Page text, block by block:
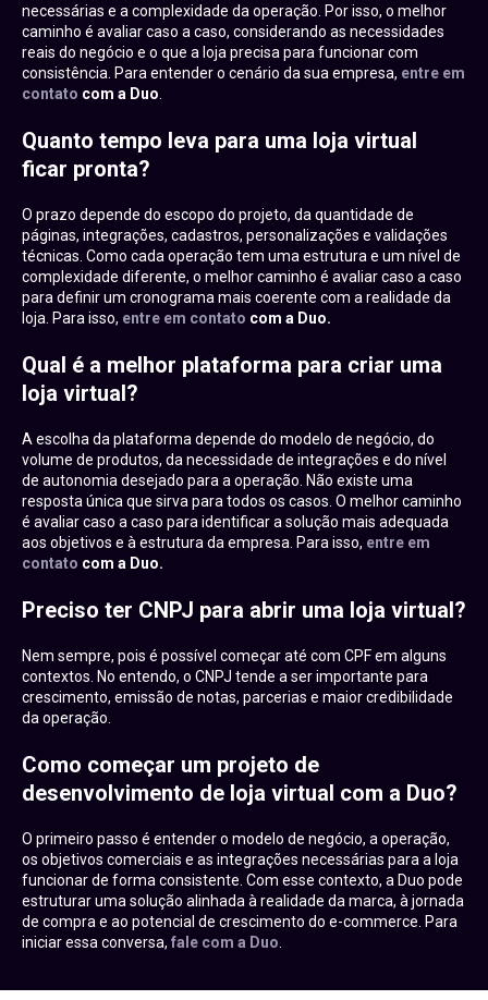
necessárias e a complexidade da operação. Por isso, o melhor
caminho é avaliar caso a caso, considerando as necessidades
reais do negócio e o que a loja precisa para funcionar com
consistência. Para entender o cenário da sua empresa, entre em
contato com a Duo
Quanto tempo leva para uma loja virtual
ficar pronta?
O prazo depende do escopo do projeto, da quantidade de
páginas, integrações, cadastros, personalizações e validações
técnicas. Como cada operação tem uma estrutura e um nível de
complexidade diferente, o melhor caminho é avaliar caso a caso
para definir um cronograma mais coerente com a realidade da
loja. Para isso, entre em contato com a Duo.
Qual é a melhor plataforma para criar uma
loja virtual?
A escolha da plataforma depende do modelo de negócio, do
volume de produtos, da necessidade de integrações e do nível
de autonomia desejado para a operação. Não existe uma
resposta única que sirva para todos os casos. O melhor caminho
é avaliar caso a caso para identificar a solução mais adequada
aos objetivos e à estrutura da empresa. Para isso, entre em
contato com a Duo.
Preciso ter CNPJ para abrir uma loja virtual?
Nem sempre, pois é possível começar até com CPF em alguns
contextos. No entendo, o CNPJ tende a ser importante para
crescimento, emissão de notas, parcerias e maior credibilidade
da operação.
Como começar um projeto de
desenvolvimento de loja virtual com a Duo?
O primeiro passo é entender o modelo de negócio, a operação,
os objetivos comerciais e as integrações necessárias para a loja
funcionar de forma consistente. Com esse contexto, a Duo pode
estruturar uma solução alinhada à realidade da marca, à jornada
de compra e ao potencial de crescimento do e-commerce. Para
iniciar essa conversa, fale com a Duo